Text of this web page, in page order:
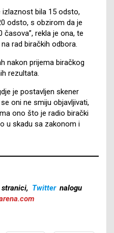
izlaznost bila 15 odsto,
odsto, s obzirom da je
časova”, rekla je ona, te
rad biračkih odbora.
nakon prijema biračkog
rezultata.
je postavljen skener
oni ne smiju objavljivati,
ono što je radio birački
u skadu sa zakonom i
stranici, Twitter nalogu